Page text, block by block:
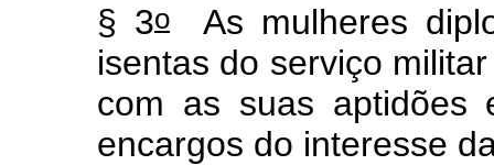
§ 3o As mulheres
isentas do serviço
com as suas aptidões
encargos do interesse